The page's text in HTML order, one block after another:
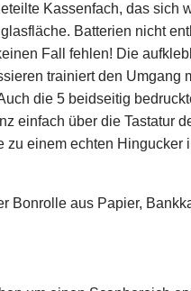
Kassenfach, das sich
Batterien nicht
Fall fehlen! Die
trainiert den Umgang
die 5 beidseitig
einfach über die Tastatur
einem echten Hingucker
Bonrolle aus Papier,